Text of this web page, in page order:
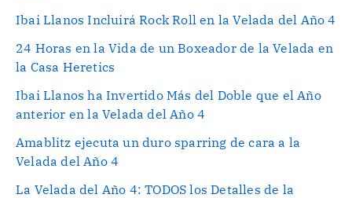
Ibai Llanos Incluirá Rock Roll en la Velada del Año 4
24 Horas en la Vida de un Boxeador de la Velada en
la Casa Heretics
Ibai Llanos ha Invertido Más del Doble que el Año
anterior en la Velada del Año 4
Amablitz ejecuta un duro sparring de cara a la
Velada del Año 4
La Velada del Año 4: TODOS los Detalles de la